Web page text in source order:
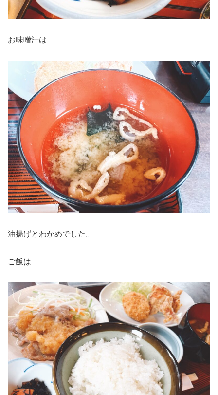
お味噌汁は
油揚げとわかめでした。
ご飯は